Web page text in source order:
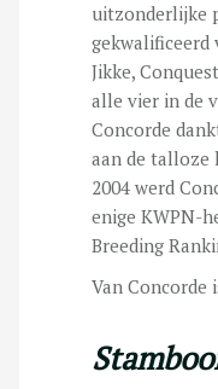
uitzonderlijke
gekwalificeerd
Jikke,
alle vier in de
Concorde
aan de talloze
2004 werd
enige KWPN-
Breeding
Van Concorde